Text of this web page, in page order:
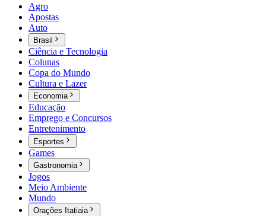
Agro
Apostas
Auto
Brasil
Ciência e Tecnologia
Colunas
Copa do Mundo
Cultura e Lazer
Economia
Educação
Emprego e Concursos
Entretenimento
Esportes
Games
Gastronomia
Jogos
Meio Ambiente
Mundo
Orações Itatiaia